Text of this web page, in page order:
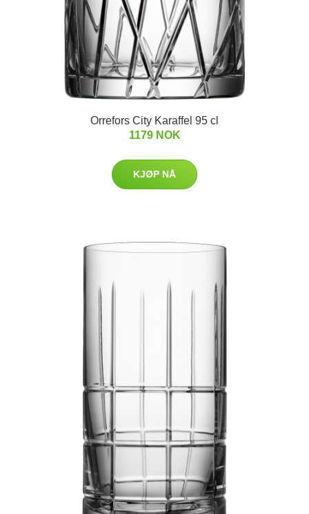
Orrefors City Karaffel 95 cl
1179 NOK
KJØP NÅ